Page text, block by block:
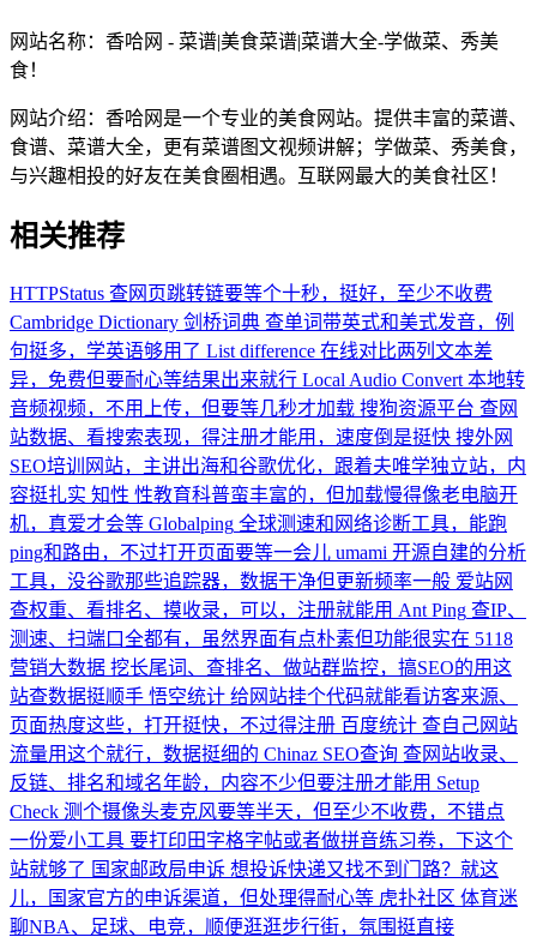
网站名称： 香哈网 - 菜谱|美食菜谱|菜谱大全-学做菜、秀美
食！
网站介绍： 香哈网是一个专业的美食网站。提供丰富的菜谱、
食谱、菜谱大全，更有菜谱图文视频讲解；学做菜、秀美食，
与兴趣相投的好友在美食圈相遇。互联网最大的美食社区！
相关推荐
HTTPStatus 查网页跳转链要等个十秒，挺好，至少不收费
Cambridge Dictionary 剑桥词典 查单词带英式和美式发音，例
句挺多，学英语够用了 List difference 在线对比两列文本差
异，免费但要耐心等结果出来就行 Local Audio Convert 本地转
音频视频，不用上传，但要等几秒才加载 搜狗资源平台 查网
站数据、看搜索表现，得注册才能用，速度倒是挺快 搜外网
SEO培训网站，主讲出海和谷歌优化，跟着夫唯学独立站，内
容挺扎实 知性 性教育科普蛮丰富的，但加载慢得像老电脑开
机，真爱才会等 Globalping 全球测速和网络诊断工具，能跑
ping和路由，不过打开页面要等一会儿 umami 开源自建的分析
工具，没谷歌那些追踪器，数据干净但更新频率一般 爱站网
查权重、看排名、摸收录，可以，注册就能用 Ant Ping 查IP、
测速、扫端口全都有，虽然界面有点朴素但功能很实在 5118
营销大数据 挖长尾词、查排名、做站群监控，搞SEO的用这
站查数据挺顺手 悟空统计 给网站挂个代码就能看访客来源、
页面热度这些，打开挺快，不过得注册 百度统计 查自己网站
流量用这个就行，数据挺细的 Chinaz SEO查询 查网站收录、
反链、排名和域名年龄，内容不少但要注册才能用 Setup
Check 测个摄像头麦克风要等半天，但至少不收费，不错点
一份爱小工具 要打印田字格字帖或者做拼音练习卷，下这个
站就够了 国家邮政局申诉 想投诉快递又找不到门路？就这
儿，国家官方的申诉渠道，但处理得耐心等 虎扑社区 体育迷
聊NBA、足球、电竞，顺便逛逛步行街，氛围挺直接